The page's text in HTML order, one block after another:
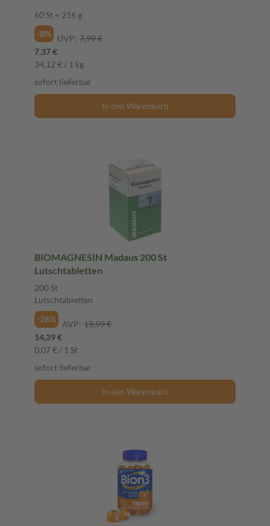
60 St = 216 g
-8%
UVP: 7,99 €
7,37 €
34,12 € / 1 kg
sofort lieferbar
In den Warenkorb
BIOMAGNESIN Madaus 200 St
Lutschtabletten
200 St
Lutschtabletten
-28%
AVP: 19,99 €
14,39 €
0,07 € / 1 St
sofort lieferbar
In den Warenkorb